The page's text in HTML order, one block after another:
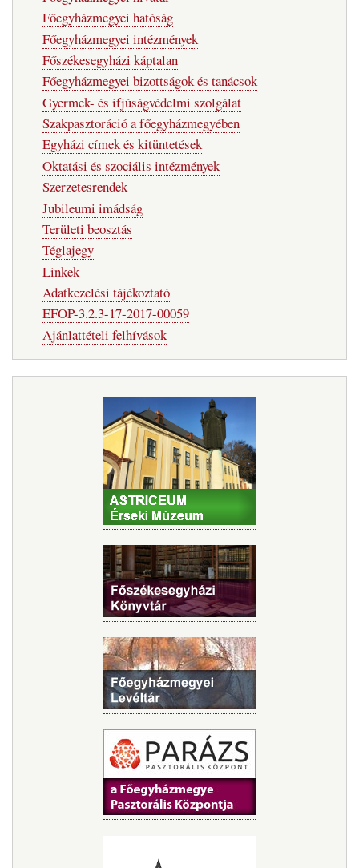
Főegyházmegyei hatóság
Főegyházmegyei intézmények
Főszékesegyházi káptalan
Főegyházmegyei bizottságok és tanácsok
Gyermek- és ifjúságvédelmi szolgálat
Szakpasztoráció a főegyházmegyében
Egyházi címek és kitüntetések
Oktatási és szociális intézmények
Szerzetesrendek
Jubileumi imádság
Területi beosztás
Téglajegy
Linkek
Adatkezelési tájékoztató
EFOP-3.2.3-17-2017-00059
Ajánlattételi felhívások